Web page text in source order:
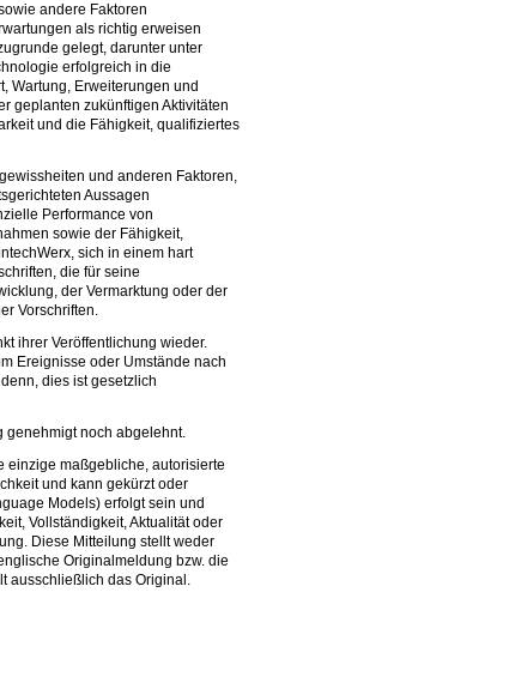
andere Faktoren
als richtig erweisen
gelegt, darunter unter
erfolgreich in die
Wartung, Erweiterungen und
geplanten zukünftigen Aktivitäten
und die Fähigkeit, qualifiziertes
und anderen Faktoren,
Aussagen
Performance von
sowie der Fähigkeit,
sich in einem hart
die für seine
der Vermarktung oder der
Vorschriften.
ihrer Veröffentlichung wieder.
Ereignisse oder Umstände nach
dies ist gesetzlich
noch abgelehnt.
einzige maßgebliche, autorisierte
und kann gekürzt oder
Models) erfolgt sein und
Vollständigkeit, Aktualität oder
Diese Mitteilung stellt weder
Originalmeldung bzw. die
ausschließlich das Original.